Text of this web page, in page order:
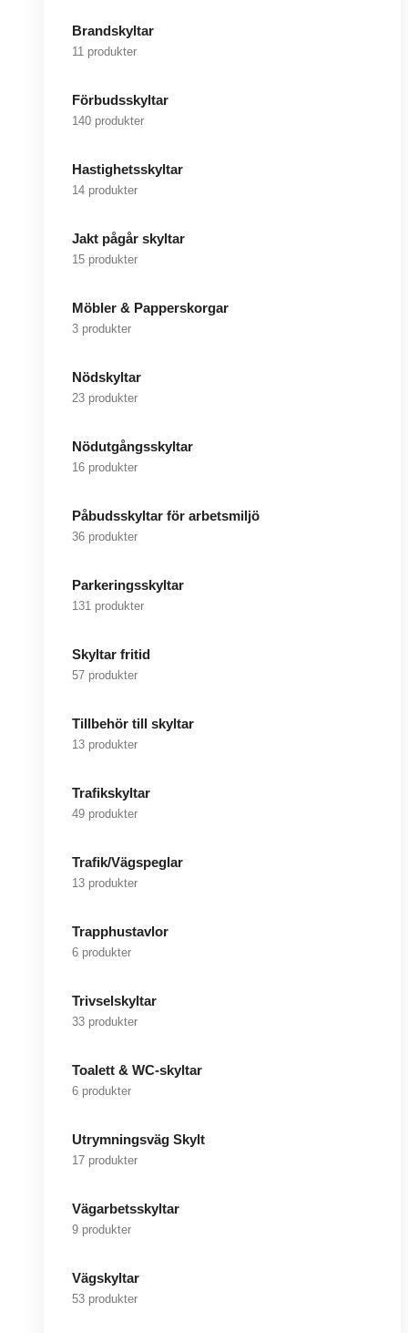
Brandskyltar
11 produkter
Förbudsskyltar
140 produkter
Hastighetsskyltar
14 produkter
Jakt pågår skyltar
15 produkter
Möbler & Papperskorgar
3 produkter
Nödskyltar
23 produkter
Nödutgångsskyltar
16 produkter
Påbudsskyltar för arbetsmiljö
36 produkter
Parkeringsskyltar
131 produkter
Skyltar fritid
57 produkter
Tillbehör till skyltar
13 produkter
Trafikskyltar
49 produkter
Trafik/Vägspeglar
13 produkter
Trapphustavlor
6 produkter
Trivselskyltar
33 produkter
Toalett & WC-skyltar
6 produkter
Utrymningsväg Skylt
17 produkter
Vägarbetsskyltar
9 produkter
Vägskyltar
53 produkter